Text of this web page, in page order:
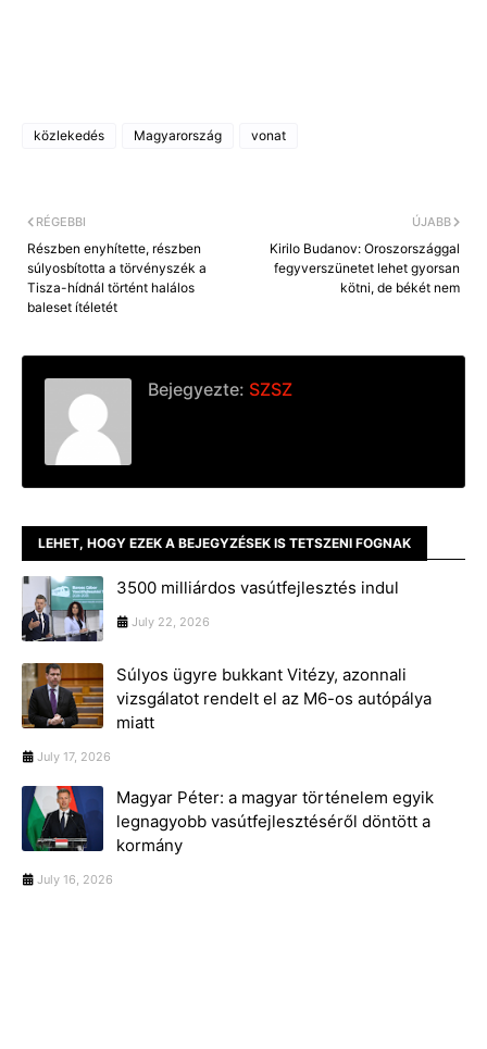
közlekedés Magyarország vonat
ÚJABB
Kirilo Budanov: Oroszországgal
fegyverszünetet lehet gyorsan
kötni, de békét nem
RÉGEBBI
Részben enyhítette, részben
súlyosbította a törvényszék a
Tisza-hídnál történt halálos
baleset ítéletét
Bejegyezte: SZSZ
LEHET, HOGY EZEK A BEJEGYZÉSEK IS TETSZENI FOGNAK
3500 milliárdos vasútfejlesztés indul
July 22, 2026
Súlyos ügyre bukkant Vitézy, azonnali
vizsgálatot rendelt el az M6-os autópálya
miatt
July 17, 2026
Magyar Péter: a magyar történelem egyik
legnagyobb vasútfejlesztéséről döntött a
kormány
July 16, 2026